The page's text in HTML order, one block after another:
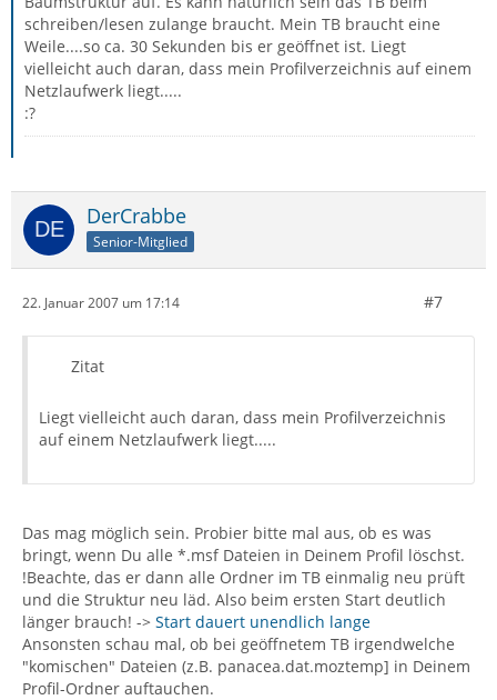
schreiben/lesen zulange braucht. Mein TB braucht eine
Weile....so ca. 30 Sekunden bis er geöffnet ist. Liegt
vielleicht auch daran, dass mein Profilverzeichnis auf einem
Netzlaufwerk liegt.....
:?
DerCrabbe
Senior-Mitglied
22. Januar 2007 um 17:14 #7
Zitat
Liegt vielleicht auch daran, dass mein Profilverzeichnis
auf einem Netzlaufwerk liegt.....
Das mag möglich sein. Probier bitte mal aus, ob es was
bringt, wenn Du alle *.msf Dateien in Deinem Profil löschst.
!Beachte, das er dann alle Ordner im TB einmalig neu prüft
und die Struktur neu läd. Also beim ersten Start deutlich
länger brauch! -> Start dauert unendlich lange
Ansonsten schau mal, ob bei geöffnetem TB irgendwelche
"komischen" Dateien (z.B. panacea.dat.moztemp] in Deinem
Profil-Ordner auftauchen.